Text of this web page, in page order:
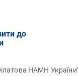
до
НАМН